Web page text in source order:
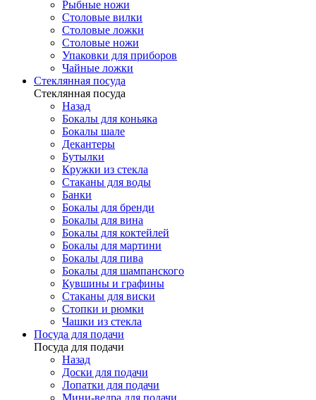
Рыбные ножи
Столовые вилки
Столовые ложки
Столовые ножи
Упаковки для приборов
Чайные ложки
Стеклянная посуда
Стеклянная посуда
Назад
Бокалы для коньяка
Бокалы шале
Декантеры
Бутылки
Кружки из стекла
Стаканы для воды
Банки
Бокалы для бренди
Бокалы для вина
Бокалы для коктейлей
Бокалы для мартини
Бокалы для пива
Бокалы для шампанского
Кувшины и графины
Стаканы для виски
Стопки и рюмки
Чашки из стекла
Посуда для подачи
Посуда для подачи
Назад
Доски для подачи
Лопатки для подачи
Мини-ведра для подачи